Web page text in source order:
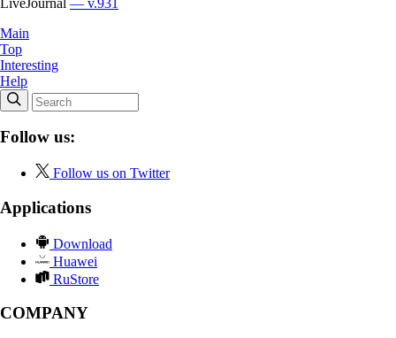
Main
Top
Interesting
Help
Follow us:
Follow us on Twitter
Applications
Download
Huawei
RuStore
COMPANY